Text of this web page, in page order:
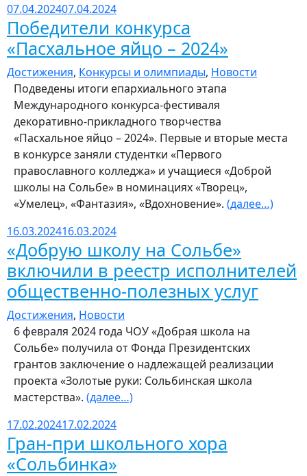
07.04.202407.04.2024
Победители конкурса
«Пасхальное яйцо – 2024»
Достижения, Конкурсы и олимпиады, Новости
Подведены итоги епархиального этапа
Международного конкурса-фестиваля
декоративно-прикладного творчества
«Пасхальное яйцо – 2024». Первые и вторые места
в конкурсе заняли студентки «Первого
православного колледжа» и учащиеся «Доброй
школы на Сольбе» в номинациях «Творец»,
«Умелец», «Фантазия», «Вдохновение». (далее…)
16.03.202416.03.2024
«Добрую школу на Сольбе»
включили в реестр исполнителей
общественно-полезных услуг
Достижения, Новости
6 февраля 2024 года ЧОУ «Добрая школа на
Сольбе» получила от Фонда Президентских
грантов заключение о надлежащей реализации
проекта «Золотые руки: Сольбинская школа
мастерства». (далее…)
17.02.202417.02.2024
Гран-при школьного хора
«Сольбинка»